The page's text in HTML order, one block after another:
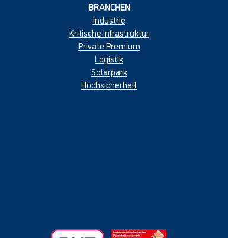
BRANCHEN
Industrie
Kritische Infrastruktur
Private Premium
Logistik
Solarpark
Hochsicherheit